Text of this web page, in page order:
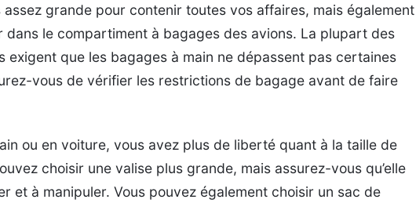
grande pour contenir toutes vos affaires, mais également
dans le compartiment à bagages des avions. La plupart des
exigent que les bagages à main ne dépassent pas certaines
vous de vérifier les restrictions de bagage avant de faire
ou en voiture, vous avez plus de liberté quant à la taille de
choisir une valise plus grande, mais assurez-vous qu’elle
et à manipuler. Vous pouvez également choisir un sac de